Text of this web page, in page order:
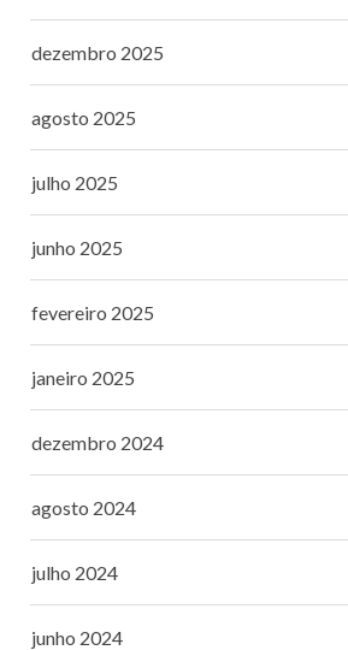
dezembro 2025
agosto 2025
julho 2025
junho 2025
fevereiro 2025
janeiro 2025
dezembro 2024
agosto 2024
julho 2024
junho 2024